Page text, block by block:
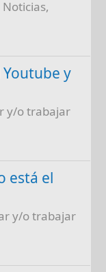
y
y/o trabajar
está el
y/o trabajar